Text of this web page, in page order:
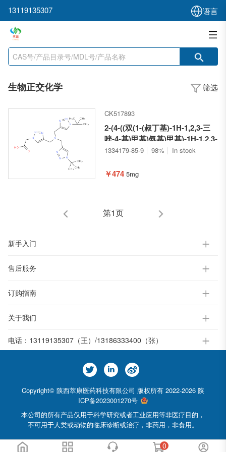
13119135307 语言
生物正交化学 筛选
CK517893
2-(4-((双(1-(叔丁基)-1H-1,2,3-三
唑-4-基)甲基)氨基)甲基)-1H-1,2,3-
三唑-1-基)乙酸
1334179-85-9 98% In stock
￥474 5mg
第1页
新手入门
售后服务
订购指南
关于我们
电话： 13119135307（王）/13186333400（张）
Copyright© 陕西萃康医药科技有限公司 版权所有 2022-2026 陕
ICP备2023001270号
本公司的所有产品仅用于科学研究或者工业应用等非医疗目的，
不可用于人类或动物的临床诊断或治疗，非药用，非食用。
0